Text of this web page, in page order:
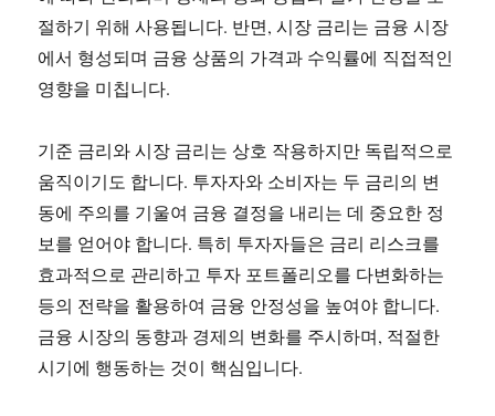
절하기 위해 사용됩니다. 반면, 시장 금리는 금융 시장
에서 형성되며 금융 상품의 가격과 수익률에 직접적인
영향을 미칩니다.
기준 금리와 시장 금리는 상호 작용하지만 독립적으로
움직이기도 합니다. 투자자와 소비자는 두 금리의 변
동에 주의를 기울여 금융 결정을 내리는 데 중요한 정
보를 얻어야 합니다. 특히 투자자들은 금리 리스크를
효과적으로 관리하고 투자 포트폴리오를 다변화하는
등의 전략을 활용하여 금융 안정성을 높여야 합니다.
금융 시장의 동향과 경제의 변화를 주시하며, 적절한
시기에 행동하는 것이 핵심입니다.